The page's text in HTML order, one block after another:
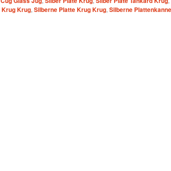
Krug Krug, Silberne Platte Krug Krug, Silberne Plattenkanne